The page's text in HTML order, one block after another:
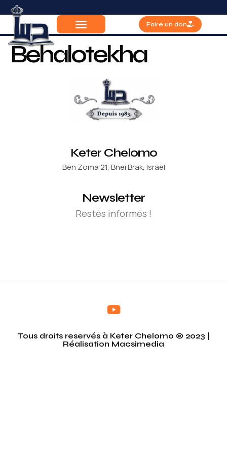
Faire un don
Behalotekha
Keter Chelomo
Ben Zoma 21, Bnei Brak, Israël
Newsletter
Restés informés !
Tous droits reservés à Keter Chelomo © 2023 |
Réalisation Macsimedia